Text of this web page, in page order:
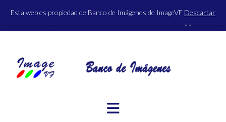
Esta web es propiedad de Banco de Imágenes de ImageVF Descartar